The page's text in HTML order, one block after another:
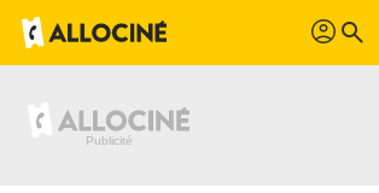
profil search